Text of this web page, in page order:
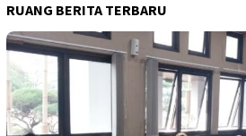
RUANG BERITA TERBARU